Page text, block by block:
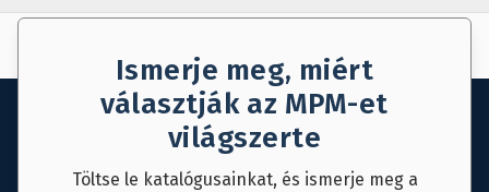
Ismerje meg, miért
választják az MPM-et
világszerte
Töltse le katalógusainkat, és ismerje meg a